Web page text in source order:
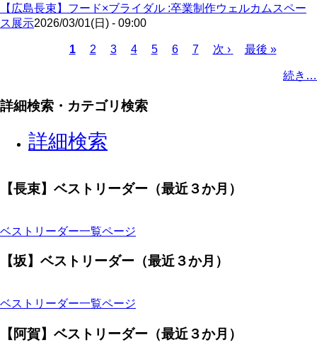
【広島長束】フード×ブライダル :卒業制作ウェルカムスペー
ス展示2026/03/01(日) - 09:00
送
カ
ペ
ジ
1 Page
2 Page
3 Page
4 Page
5 Page
6 Page
7
次
次 ›
最
最後 »
続き…
詳細検索・カテゴリ検索
詳細検索
【長束】ベストリーダー（最近３か月）
ベストリーダー一覧ページ
【坂】ベストリーダー（最近３か月）
ベストリーダー一覧ページ
【阿賀】ベストリーダー（最近３か月）